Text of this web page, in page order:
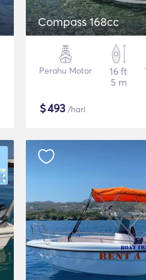
Compass 168cc
Perahu Motor
16 ft
5 m
$493 /hari